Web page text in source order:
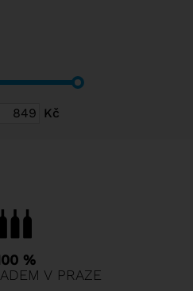
Kč
%
V PRAZE